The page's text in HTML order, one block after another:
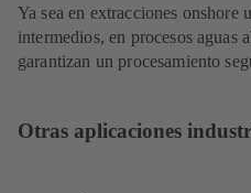
Ya sea en extracciones onshore
intermedios, en procesos
garantizan un procesamiento
Otras aplicaciones